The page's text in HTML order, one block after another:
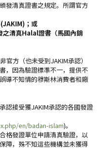
發清真證書之規定。所謂官方
；或
之清真Halal證書（馬國內銷
官方（也未受到JAKIM承認）
，因為驗證標準不一，提供不
導不知情的穆斯林消費者和廠
認接受獲JAKIM承認的各國發證
en/badan-islam)。
格發證單位申請清真驗證，以
障，殊不知這些機構並未獲得